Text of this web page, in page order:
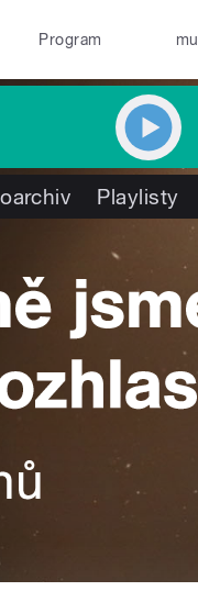
Program
Playlisty